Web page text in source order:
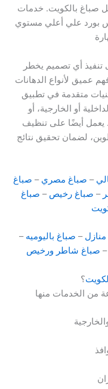
صباغ بالكويت. خدمات
بورد علي أعلي مستوي
أي تصميم يخطر
عميق لأنواع الدهانات
متقدمة في تطبيق
أو الخارجية، أو
يعمل أيضًا على تنظيف
لضمان تحقيق نتائج
– صباغ مصري – صباغ
– صباغ رخيص – صباغ
– صباغ باليوميه –
– صباغ شاطر ورخيص
؟